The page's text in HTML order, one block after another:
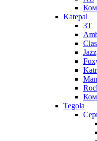
Katepal
3T
Tegola